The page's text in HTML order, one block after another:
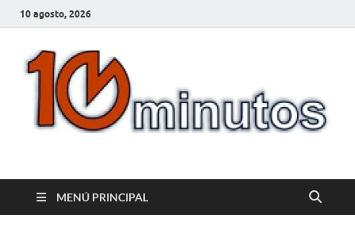
10 agosto, 2026
10minutos.com.uy
MENÚ PRINCIPAL